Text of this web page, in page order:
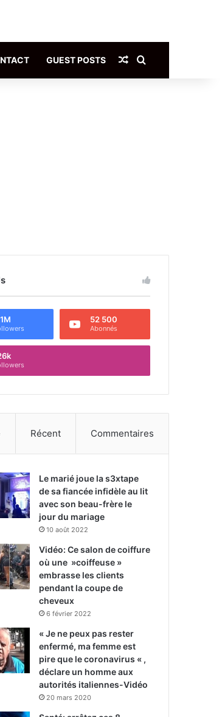
GUEST POSTS Article Aléatoire
52 500
Abonnés
Récent Commentaires
Le marié joue la s3xtape
de sa fiancée infidèle au lit
avec son beau-frère le
jour du mariage
10 août 2022
Vidéo: Ce salon de coiffure
où une »coiffeuse »
embrasse les clients
pendant la coupe de
cheveux
6 février 2022
« Je ne peux pas rester
enfermé, ma femme est
pire que le coronavirus « ,
déclare un homme aux
autorités italiennes-Vidéo
20 mars 2020